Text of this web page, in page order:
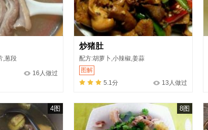
,葱段
16人做过
炒猪肚
配方:胡萝卜,小辣椒,姜蒜
图解
5.1分
13人做过
4图 8图